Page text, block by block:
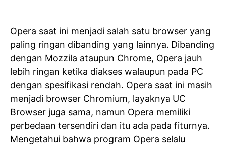
Opera saat ini menjadi salah satu browser yang
paling ringan dibanding yang lainnya. Dibanding
dengan Mozzila ataupun Chrome, Opera jauh
lebih ringan ketika diakses walaupun pada PC
dengan spesifikasi rendah. Opera saat ini masih
menjadi browser Chromium, layaknya UC
Browser juga sama, namun Opera memiliki
perbedaan tersendiri dan itu ada pada fiturnya.
Mengetahui bahwa program Opera selalu